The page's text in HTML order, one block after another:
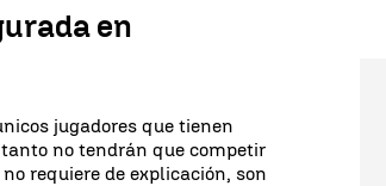
en
jugadores que tienen
no tendrán que competir
requiere de explicación, son